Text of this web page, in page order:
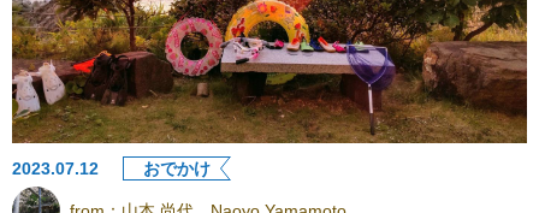
2023.07.12 おでかけ